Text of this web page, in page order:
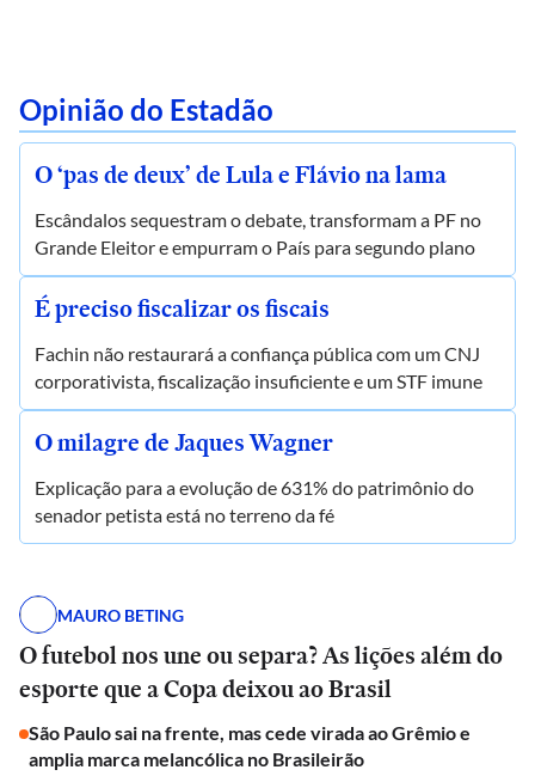
Opinião do Estadão
O ‘pas de deux’ de Lula e Flávio na lama
Escândalos sequestram o debate, transformam a PF no
Grande Eleitor e empurram o País para segundo plano
É preciso fiscalizar os fiscais
Fachin não restaurará a confiança pública com um CNJ
corporativista, fiscalização insuficiente e um STF imune
O milagre de Jaques Wagner
Explicação para a evolução de 631% do patrimônio do
senador petista está no terreno da fé
MAURO BETING
O futebol nos une ou separa? As lições além do
esporte que a Copa deixou ao Brasil
São Paulo sai na frente, mas cede virada ao Grêmio e
amplia marca melancólica no Brasileirão